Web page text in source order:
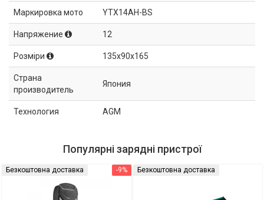
Маркировка мото YTX14AH-BS
Напряжение 12
Розміри 135x90x165
Страна
производитель
Япония
Технология AGM
Популярні зарядні пристрої
-9%
Безкоштовна доставка Безкоштовна доставка